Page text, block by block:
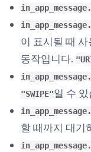
이 표시될 때
동작입니다.
"SWIPE"일 수
할 때까지 대기